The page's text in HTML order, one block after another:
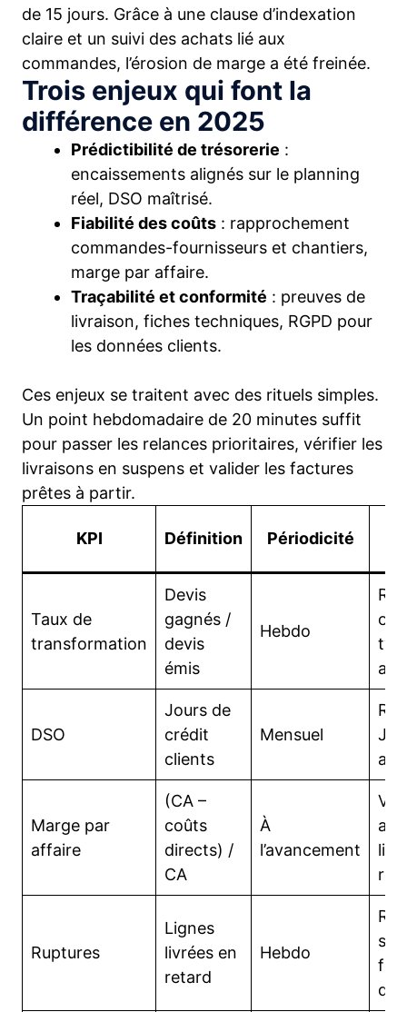
de 15 jours. Grâce à une clause d’indexation
claire et un suivi des achats lié aux
commandes, l’érosion de marge a été freinée.
Trois enjeux qui font la
différence en 2025
Prédictibilité de trésorerie :
encaissements alignés sur le planning
réel, DSO maîtrisé.
Fiabilité des coûts : rapprochement
commandes-fournisseurs et chantiers,
marge par affaire.
Traçabilité et conformité : preuves de
livraison, fiches techniques, RGPD pour
les données clients.
Ces enjeux se traitent avec des rituels simples.
Un point hebdomadaire de 20 minutes suffit
pour passer les relances prioritaires, vérifier les
livraisons en suspens et valider les factures
prêtes à partir.
KPI Définition Périodicité
Taux de
transformation
Devis
gagnés /
devis
émis
Hebdo
DSO
Jours de
crédit
clients
Mensuel
Marge par
affaire
(CA –
coûts
directs) /
CA
À
l’avancement
Ruptures
Lignes
livrées en
retard
Hebdo
de